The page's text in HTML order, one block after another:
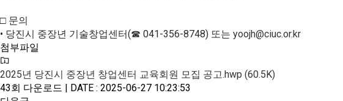
□ 문의
• 당진시 중장년 기술창업센터(☎ 041-356-8748) 또는 yoojh@ciuc.or.kr
첨부파일
2025년 당진시 중장년 창업센터 교육회원 모집 공고.hwp (60.5K)
43회 다운로드 | DATE : 2025-06-27 10:23:53